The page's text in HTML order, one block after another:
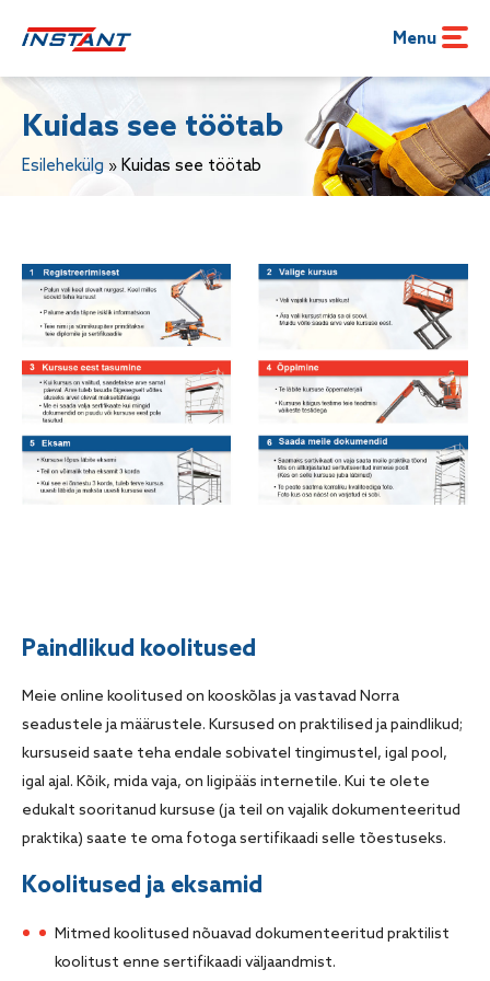
Menu
Kuidas see töötab
Esilehekülg » Kuidas see töötab
Paindlikud koolitused
Meie online koolitused on kooskõlas ja vastavad Norra
seadustele ja määrustele. Kursused on praktilised ja paindlikud;
kursuseid saate teha endale sobivatel tingimustel, igal pool,
igal ajal. Kõik, mida vaja, on ligipääs internetile. Kui te olete
edukalt sooritanud kursuse (ja teil on vajalik dokumenteeritud
praktika) saate te oma fotoga sertifikaadi selle tõestuseks.
Koolitused ja eksamid
Mitmed koolitused nõuavad dokumenteeritud praktilist
koolitust enne sertifikaadi väljaandmist.